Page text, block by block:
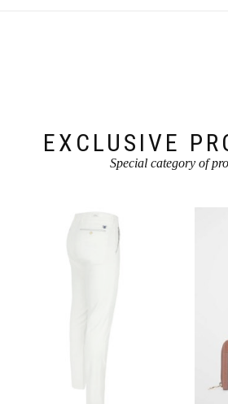
EXCLUSIVE
Special category of